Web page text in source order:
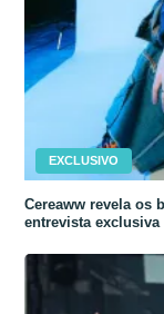
EXCLUSIVO
Cereaww revela os
entrevista exclusiva